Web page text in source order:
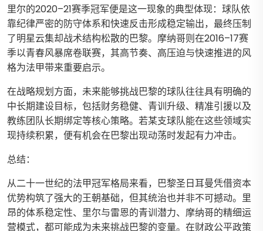
里尔的2020–21赛季冠军便是这一现象的典型体现：球队依
靠纪律严密的防守体系和快速反击形成稳定输出，最终压制
了明星云集却战术结构松散的巴黎。摩纳哥则在2016–17赛
季以青春风暴席卷联赛，其高节奏、高压迫与快速推进的风
格为法甲带来重要启示。
在战略规划方面，未来能够挑战巴黎的球队往往具有明确的
中长期建设目标，包括财务稳健、青训升级、精准引援以及
教练团队长期绑定等核心策略。若某支球队能在这些领域实
现持续积累，便有机会在巴黎出现动荡时发起有力冲击。
总结：
从二十一世纪的法甲冠军格局来看，巴黎圣日耳曼凭借资本
优势构筑了强大的王朝基础，但其统治也并非不可撼动。里
昂的体系稳定性、里尔与雷恩的青训潜力、摩纳哥的精细运
营模式，都可能成为未来挑战巴黎的变量。在财政公平政策